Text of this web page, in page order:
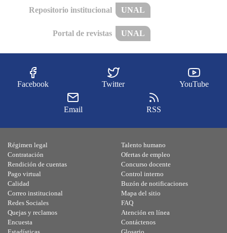
Repositorio institucional UNAL
Portal de revistas UNAL
Facebook Twitter YouTube
Email RSS
Régimen legal
Contratación
Rendición de cuentas
Pago virtual
Calidad
Talento humano
Ofertas de empleo
Concurso docente
Control interno
Buzón de notificaciones
Correo institucional
Redes Sociales
Quejas y reclamos
Encuesta
Mapa del sitio
FAQ
Atención en línea
Contáctenos